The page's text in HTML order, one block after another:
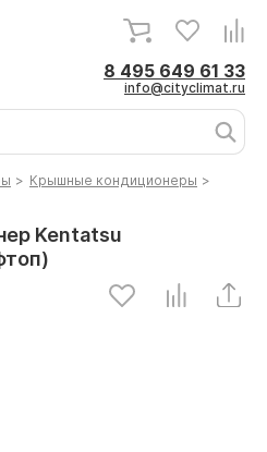
8 495 649 61 33
info@cityclimat.ru
> Крышные кондиционеры >
Kentatsu